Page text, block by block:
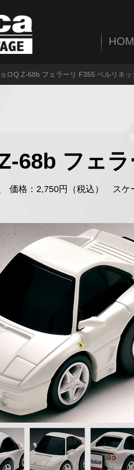
ロQ Z-68b フェラーリ F355 ベルリネッ
68b フェラ
価格：2,750円（税込） スケ